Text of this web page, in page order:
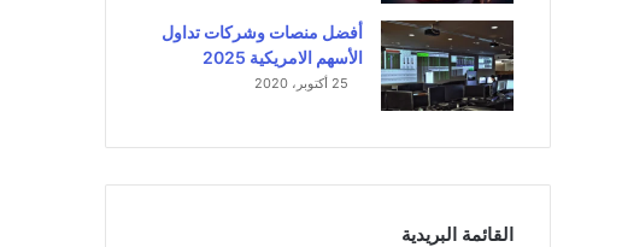
أفضل منصات وشركات تداول
الأسهم الامريكية 2025
25 أكتوبر، 2020
القائمة البريدية